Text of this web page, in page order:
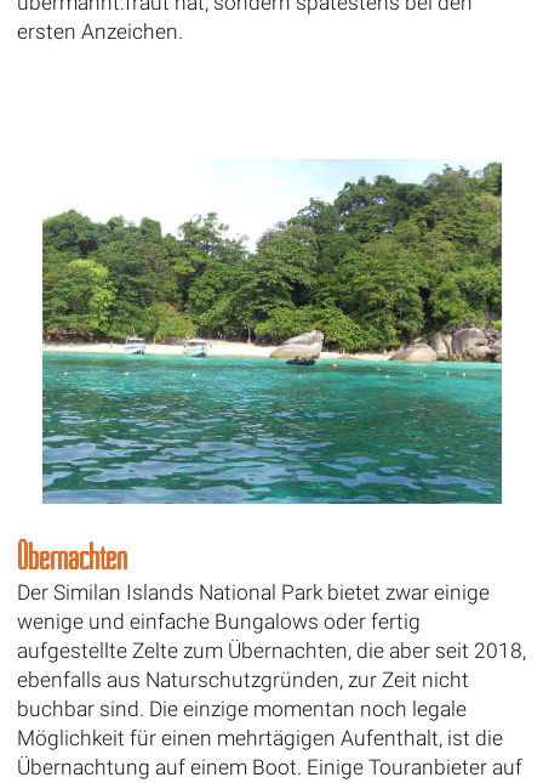
ersten Anzeichen.
Übernachten
Der Similan Islands National Park bietet zwar einige
wenige und einfache Bungalows oder fertig
aufgestellte Zelte zum Übernachten, die aber seit 2018,
ebenfalls aus Naturschutzgründen, zur Zeit nicht
buchbar sind. Die einzige momentan noch legale
Möglichkeit für einen mehrtägigen Aufenthalt, ist die
Übernachtung auf einem Boot. Einige Touranbieter auf